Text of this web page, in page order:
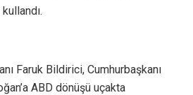
Faruk Bildirici, Cumhurbaşkanı
ABD dönüşü uçakta